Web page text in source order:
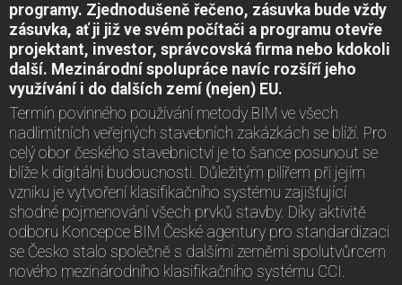
programy. Zjednodušeně řečeno, zásuvka bude vždy
zásuvka, ať ji již ve svém počítači a programu otevře
projektant, investor, správcovská firma nebo kdokoli
další. Mezinárodní spolupráce navíc rozšíří jeho
využívání i do dalších zemí (nejen) EU.
Termín povinného používání metody BIM ve všech
nadlimitních veřejných stavebních zakázkách se blíží. Pro
celý obor českého stavebnictví je to šance posunout se
blíže k digitální budoucnosti. Důležitým pilířem při jejím
vzniku je vytvoření klasifikačního systému zajišťující
shodné pojmenování všech prvků stavby. Díky aktivitě
odboru Koncepce BIM České agentury pro standardizaci
se Česko stalo společně s dalšími zeměmi spolutvůrcem
nového mezinárodního klasifikačního systému CCI.